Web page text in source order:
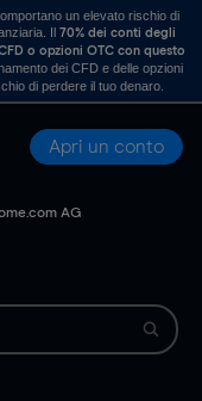
un elevato rischio di
Il70% dei conti degli
o opzioni OTC con questo
dei CFD e delle opzioni
di perdere il tuo denaro.
Apri un conto
AG